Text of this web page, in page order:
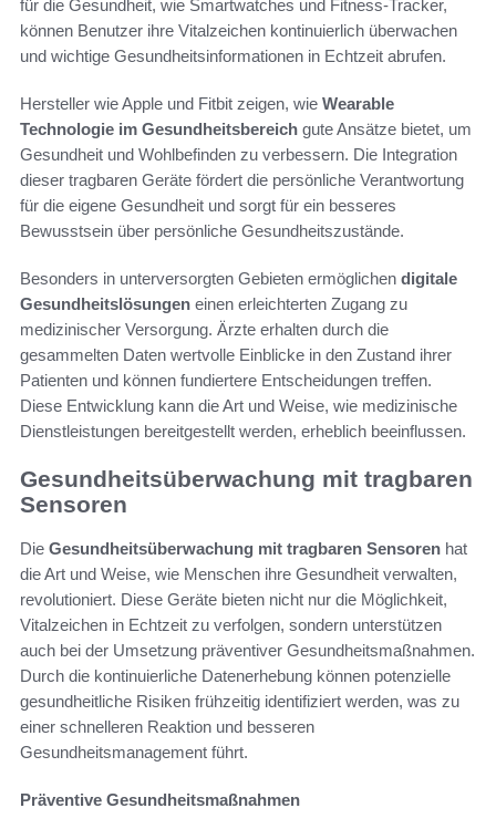
für die Gesundheit, wie Smartwatches und Fitness-Tracker,
können Benutzer ihre Vitalzeichen kontinuierlich überwachen
und wichtige Gesundheitsinformationen in Echtzeit abrufen.
Hersteller wie Apple und Fitbit zeigen, wie Wearable
Technologie im Gesundheitsbereich gute Ansätze bietet, um
Gesundheit und Wohlbefinden zu verbessern. Die Integration
dieser tragbaren Geräte fördert die persönliche Verantwortung
für die eigene Gesundheit und sorgt für ein besseres
Bewusstsein über persönliche Gesundheitszustände.
Besonders in unterversorgten Gebieten ermöglichen digitale
Gesundheitslösungen einen erleichterten Zugang zu
medizinischer Versorgung. Ärzte erhalten durch die
gesammelten Daten wertvolle Einblicke in den Zustand ihrer
Patienten und können fundiertere Entscheidungen treffen.
Diese Entwicklung kann die Art und Weise, wie medizinische
Dienstleistungen bereitgestellt werden, erheblich beeinflussen.
Gesundheitsüberwachung mit tragbaren
Sensoren
Die Gesundheitsüberwachung mit tragbaren Sensoren hat
die Art und Weise, wie Menschen ihre Gesundheit verwalten,
revolutioniert. Diese Geräte bieten nicht nur die Möglichkeit,
Vitalzeichen in Echtzeit zu verfolgen, sondern unterstützen
auch bei der Umsetzung präventiver Gesundheitsmaßnahmen.
Durch die kontinuierliche Datenerhebung können potenzielle
gesundheitliche Risiken frühzeitig identifiziert werden, was zu
einer schnelleren Reaktion und besseren
Gesundheitsmanagement führt.
Präventive Gesundheitsmaßnahmen